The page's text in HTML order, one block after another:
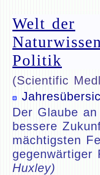
Welt der
Politik
(Scientific
Der Glaube
bessere
mächtigsten
gegenwärtiger
Huxley)